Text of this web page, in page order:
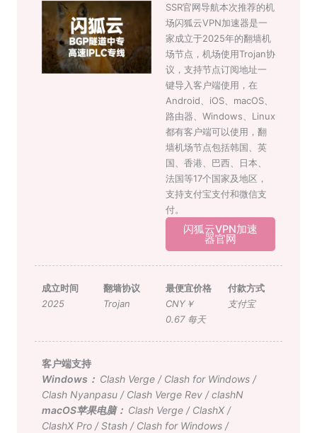
SSR官网导航本次推荐的机
场闪狐云VPN加速器是一
家成立于2025年的翻墙机
场节点，机场使用Trojan协
议，支持节点订阅地址一
键导入客户端使用，在
Android、iOS、macOS、
路由器、Windows、Linux
都有客户端可以使用，翻
墙机场节点包括韩国、英
国、香港、巴西、日本、
法国等17个国家及地区，
支持支付宝支付和微信支
付。
闪狐云VPN加速
器官网
成立时间
2025
翻墙协议
Trojan
最便宜价格
CNY￥
0.67 每天
付款方式
支付宝
客户端支持
Windows： Clash Verge/ Clash for Windows/
Clash Nyanpasu/ Clash Verge Rev/clashN
macOS苹果电脑： Clash Verge/ ClashX/
ClashX Pro/Stash/ Clash for Windows/